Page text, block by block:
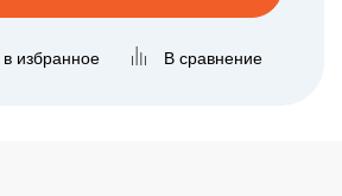
избранное В сравнение